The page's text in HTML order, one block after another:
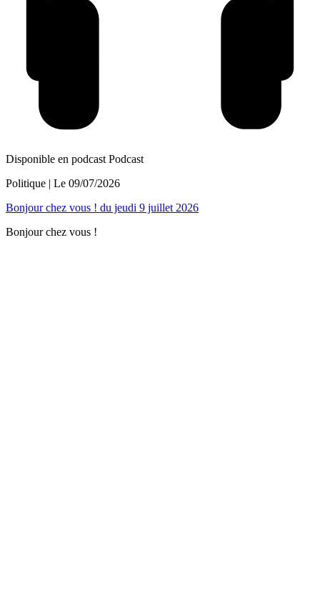
Disponible en podcast Podcast
Politique | Le 09/07/2026
Bonjour chez vous ! du jeudi 9 juillet 2026
Bonjour chez vous !